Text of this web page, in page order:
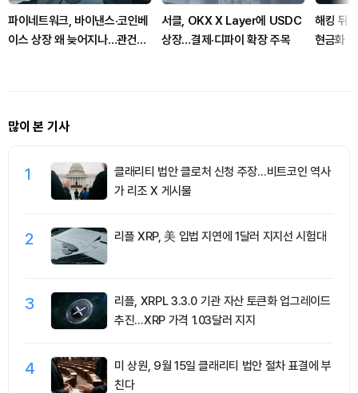
파이네트워크, 바이낸스·코인베
이스 상장 왜 늦어지나…관건은
서클, OKX X Layer에 USDC
상장…결제·디파이 확장 주목
해킹 뒤
현금화
많이 본 기사
1
클래리티 법안 클로처 신청 주장…비트코인 역사
가 리조 X 게시물
2 리플 XRP, 美 입법 지연에 1달러 지지선 시험대
3
리플, XRPL 3.3.0 기관 자산 토큰화 업그레이드
추진…XRP 가격 1.03달러 지지
4
미 상원, 9월 15일 클래리티 법안 절차 표결에 부
친다